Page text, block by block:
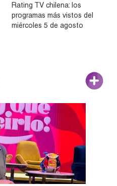
Rating TV chilena: los
programas más vistos del
miércoles 5 de agosto